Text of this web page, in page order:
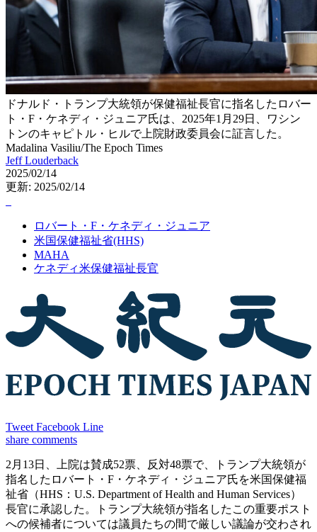
ドナルド・トランプ大統領が保健福祉長官に指名したロバー
ト・F・ケネディ・ジュニア氏は、2025年1月29日、ワシン
トンのキャピトル・ヒルで上院財政委員会に証言した。
Madalina Vasiliu/The Epoch Times
Jeff Louderback
2025/02/14
更新: 2025/02/14
ロバート・F・ケネディ・ジュニア
米国保健福祉省(HHS)
MAHA
ケネディ米保健福祉長官
Tweet Facebook Line
share comments
2月13日、上院は賛成52票、反対48票で、トランプ大統領が
指名したロバート・F・ケネディ・ジュニア氏を米国保健福
祉省（HHS：U.S. Department of Health and Human Services）
長官に承認した。トランプ大統領が指名したこの重要ポスト
への候補者については議員たちの間で厳しい議論が交わされ